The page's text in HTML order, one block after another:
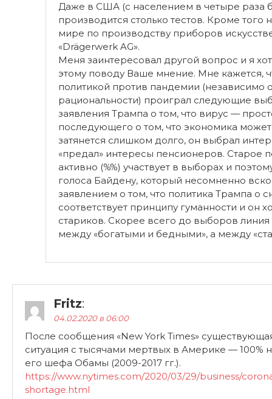
Даже в США (c населением в четыре раза
производится столько тестов. Кроме
мире по производству приборов
«Drägerwerk AG».
Меня заинтересовал другой вопрос и я
этому поводу Ваше мнение. Мне кажется,
политикой против пандемии (независимо
рациональности) проиграл следующие
заявления Трампа о том, что вирус —
последующего о том, что экономика может
затянется слишком долго, он выбрал
«предал» интересы пенсионеров. Старое
активно (%%) участвует в выборах и
голоса Байдену, который несомненно
заявлением о том, что политика Трампа о
соответствует принципу гуманности и он
стариков. Скорее всего до выборов
между «богатыми и бедными», а между
Fritz:
04.02.2020 в 06:00
После сообщения «New York Times»
ситуация с тысячами мертвых в Америке — 100%
его шефа Обамы (2009-2017 гг.).
https://www.nytimes.com/2020/03/29/business/
shortage.html